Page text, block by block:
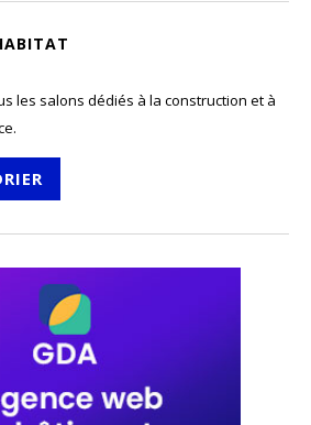
les salons dédiés à la construction et à